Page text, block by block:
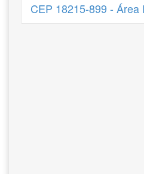
CEP 18215-899 - Área